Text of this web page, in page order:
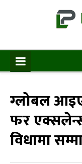
ग्लोबल
फर
विधामा